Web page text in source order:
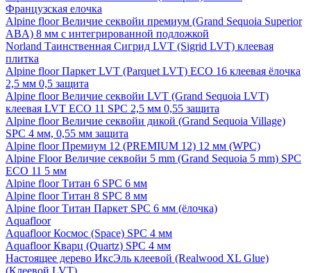
Французская елочка
Alpine floor Величие секвойи премиум (Grand Sequoia Superior
ABA) 8 мм с интегрированной подложкой
Norland Таинственная Сигрид LVT (Sigrid LVT) клеевая
плитка
Alpine floor Паркет LVT (Parquet LVT) ECO 16 клеевая ёлочка
2,5 мм 0,5 защита
Alpine floor Величие секвойи LVT (Grand Sequoia LVT)
клеевая LVT ECO 11 SPC 2,5 мм 0,55 защита
Alpine floor Величие секвойи дикой (Grand Sequoia Village)
SPC 4 мм, 0,55 мм защита
Alpine floor Премиум 12 (PREMIUM 12) 12 мм (WPC)
Alpine Floor Величие секвойи 5 mm (Grand Sequoia 5 mm) SPC
ECO 11 5 мм
Alpine floor Титан 6 SPC 6 мм
Alpine floor Титан 8 SPC 8 мм
Alpine floor Титан Паркет SPC 6 мм (ёлочка)
Aquafloor
Aquafloor Космос (Space) SPC 4 мм
Aquafloor Кварц (Quartz) SPC 4 мм
Настоящее дерево ИксЭль клеевой (Realwood XL Glue)
(Клеевой LVT)